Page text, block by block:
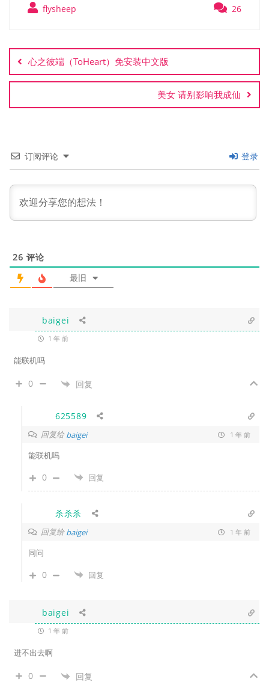
flysheep 26
章
导
航
心之彼端（ToHeart）免安装中文版
美女 请别影响我成仙
订阅评论 登录
26 评论
最旧
baigei
1 年 前
能联机吗
0 回复
625589
回复给baigei 1 年 前
能联机吗
0 回复
杀杀杀
回复给baigei 1 年 前
同问
0 回复
baigei
1 年 前
进不出去啊
0 回复